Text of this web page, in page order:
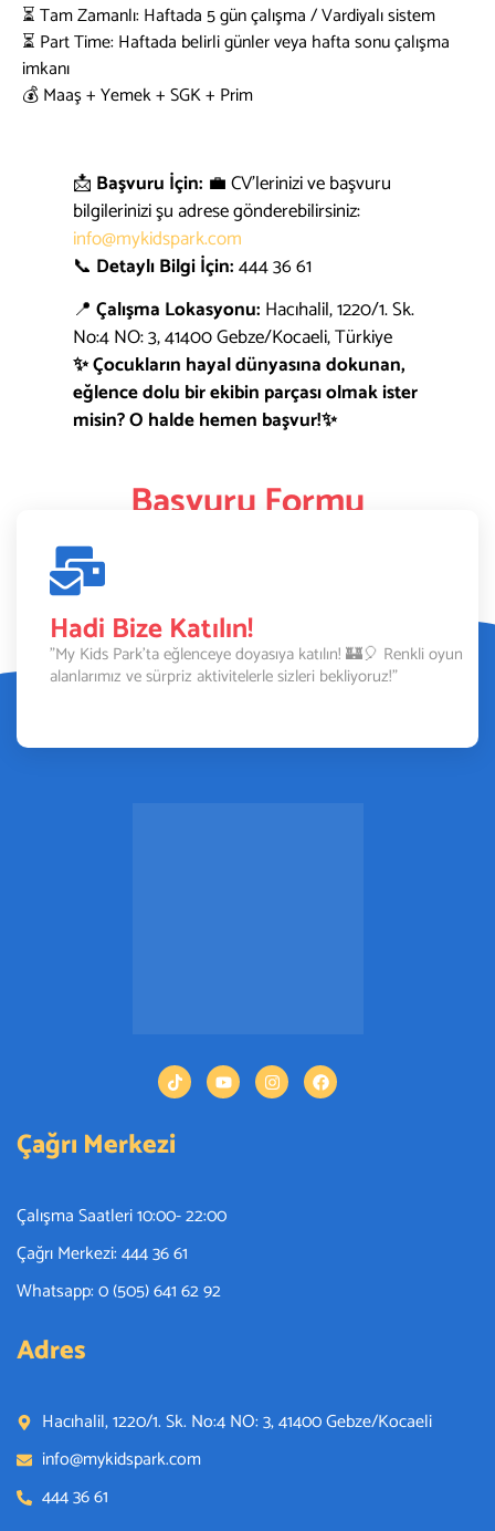
⏳ Tam Zamanlı: Haftada 5 gün çalışma / Vardiyalı sistem
⏳ Part Time: Haftada belirli günler veya hafta sonu çalışma
imkanı
💰 Maaş + Yemek + SGK + Prim
📩 Başvuru İçin: 💼 CV’lerinizi ve başvuru
bilgilerinizi şu adrese gönderebilirsiniz:
info@mykidspark.com
📞 Detaylı Bilgi İçin:444 36 61
📍Çalışma Lokasyonu: Hacıhalil, 1220/1. Sk.
No:4 NO: 3, 41400 Gebze/Kocaeli, Türkiye
✨ Çocukların hayal dünyasına dokunan,
eğlence dolu bir ekibin parçası olmak ister
misin? O halde hemen başvur!✨
Başvuru Formu
Hadi Bize Katılın!
"My Kids Park’ta eğlenceye doyasıya katılın! 🏰🎈 Renkli oyun
alanlarımız ve sürpriz aktivitelerle sizleri bekliyoruz!"
Çağrı Merkezi
Çalışma Saatleri 10:00- 22:00
Çağrı Merkezi: 444 36 61
Whatsapp: 0 (505) 641 62 92
Adres
Hacıhalil, 1220/1. Sk. No:4 NO: 3, 41400 Gebze/Kocaeli
info@mykidspark.com
444 36 61